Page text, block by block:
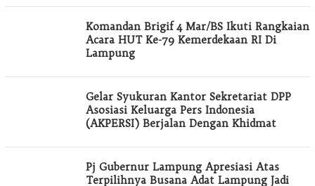
Komandan Brigif 4 Mar/BS Ikuti Rangkaian
Acara HUT Ke-79 Kemerdekaan RI Di
Lampung
Gelar Syukuran Kantor Sekretariat DPP
Asosiasi Keluarga Pers Indonesia
(AKPERSI) Berjalan Dengan Khidmat
Pj Gubernur Lampung Apresiasi Atas
Terpilihnya Busana Adat Lampung Jadi